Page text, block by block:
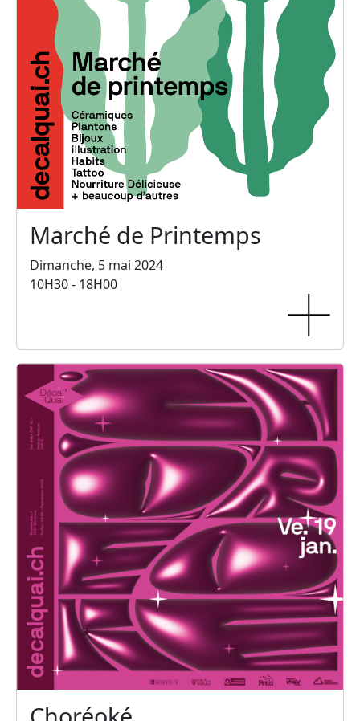
Marché de Printemps
Dimanche, 5 mai 2024
10H30 - 18H00